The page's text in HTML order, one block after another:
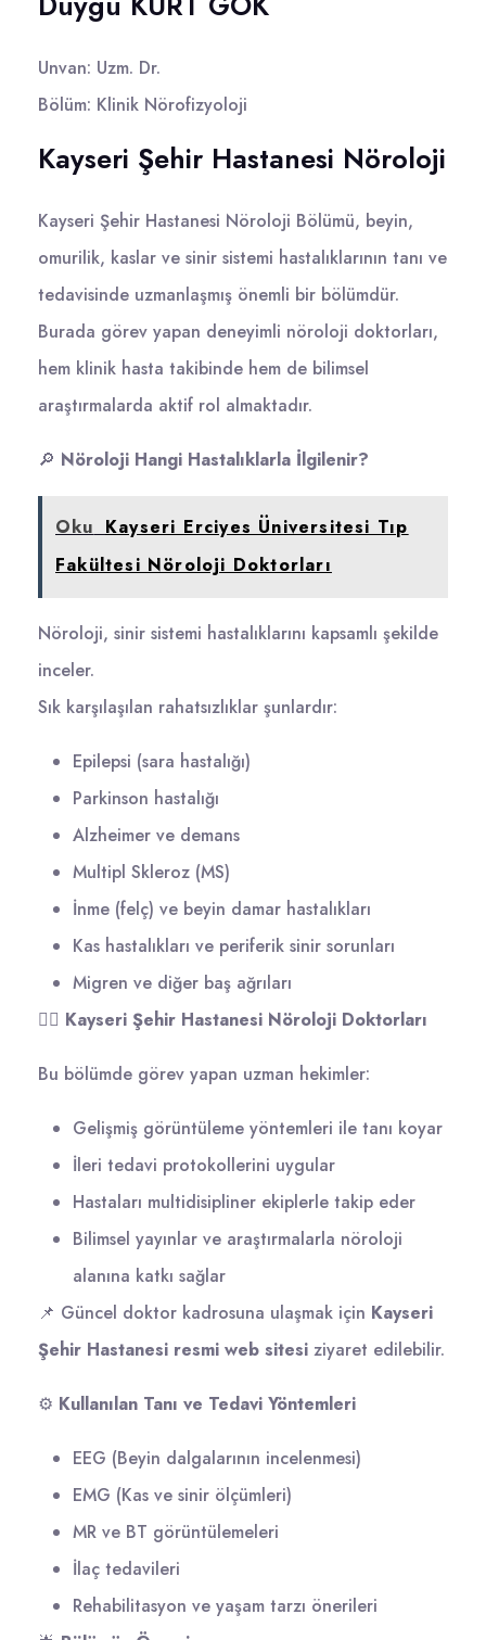
Unvan: Uzm. Dr.
Bölüm: Klinik Nörofizyoloji
Kayseri Şehir Hastanesi Nöroloji
Kayseri Şehir Hastanesi Nöroloji Bölümü, beyin,
omurilik, kaslar ve sinir sistemi hastalıklarının tanı ve
tedavisinde uzmanlaşmış önemli bir bölümdür.
Burada görev yapan deneyimli nöroloji doktorları,
hem klinik hasta takibinde hem de bilimsel
araştırmalarda aktif rol almaktadır.
🔎 Nöroloji Hangi Hastalıklarla İlgilenir?
Oku Kayseri Erciyes Üniversitesi Tıp
Fakültesi Nöroloji Doktorları
Nöroloji, sinir sistemi hastalıklarını kapsamlı şekilde
inceler.
Sık karşılaşılan rahatsızlıklar şunlardır:
Epilepsi (sara hastalığı)
Parkinson hastalığı
Alzheimer ve demans
Multipl Skleroz (MS)
İnme (felç) ve beyin damar hastalıkları
Kas hastalıkları ve periferik sinir sorunları
Migren ve diğer baş ağrıları
👩‍⚕️ Kayseri Şehir Hastanesi Nöroloji Doktorları
Bu bölümde görev yapan uzman hekimler:
Gelişmiş görüntüleme yöntemleri ile tanı koyar
İleri tedavi protokollerini uygular
Hastaları multidisipliner ekiplerle takip eder
Bilimsel yayınlar ve araştırmalarla nöroloji
alanına katkı sağlar
📌 Güncel doktor kadrosuna ulaşmak için Kayseri
Şehir Hastanesi resmi web sitesi ziyaret edilebilir.
⚙️ Kullanılan Tanı ve Tedavi Yöntemleri
EEG (Beyin dalgalarının incelenmesi)
EMG (Kas ve sinir ölçümleri)
MR ve BT görüntülemeleri
İlaç tedavileri
Rehabilitasyon ve yaşam tarzı önerileri